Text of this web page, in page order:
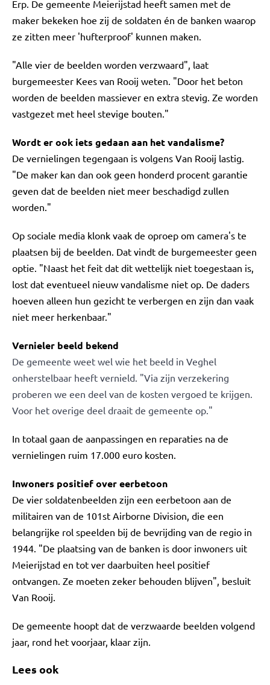
Erp. De gemeente Meierijstad heeft samen met de
maker bekeken hoe zij de soldaten én de banken waarop
ze zitten meer 'hufterproof' kunnen maken.
"Alle vier de beelden worden verzwaard", laat
burgemeester Kees van Rooij weten. "Door het beton
worden de beelden massiever en extra stevig. Ze worden
vastgezet met heel stevige bouten."
Wordt er ook iets gedaan aan het vandalisme?
De vernielingen tegengaan is volgens Van Rooij lastig.
"De maker kan dan ook geen honderd procent garantie
geven dat de beelden niet meer beschadigd zullen
worden."
Op sociale media klonk vaak de oproep om camera's te
plaatsen bij de beelden. Dat vindt de burgemeester geen
optie. "Naast het feit dat dit wettelijk niet toegestaan is,
lost dat eventueel nieuw vandalisme niet op. De daders
hoeven alleen hun gezicht te verbergen en zijn dan vaak
niet meer herkenbaar."
Vernieler beeld bekend
De gemeente weet wel wie het beeld in Veghel
onherstelbaar heeft vernield. "Via zijn verzekering
proberen we een deel van de kosten vergoed te krijgen.
Voor het overige deel draait de gemeente op."
In totaal gaan de aanpassingen en reparaties na de
vernielingen ruim 17.000 euro kosten.
Inwoners positief over eerbetoon
De vier soldatenbeelden zijn een eerbetoon aan de
militairen van de 101st Airborne Division, die een
belangrijke rol speelden bij de bevrijding van de regio in
1944. "De plaatsing van de banken is door inwoners uit
Meierijstad en tot ver daarbuiten heel positief
ontvangen. Ze moeten zeker behouden blijven", besluit
Van Rooij.
De gemeente hoopt dat de verzwaarde beelden volgend
jaar, rond het voorjaar, klaar zijn.
Lees ook